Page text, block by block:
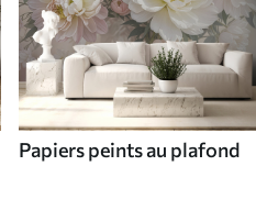
Papiers peints au plafond